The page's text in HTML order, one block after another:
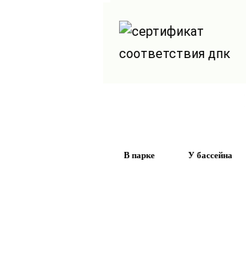
В парке У бассейна